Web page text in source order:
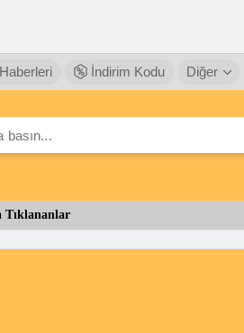
İndirim Kodu Diğer
Tıklananlar